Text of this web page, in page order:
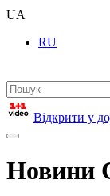
UA
RU
Відкрити у
Новини